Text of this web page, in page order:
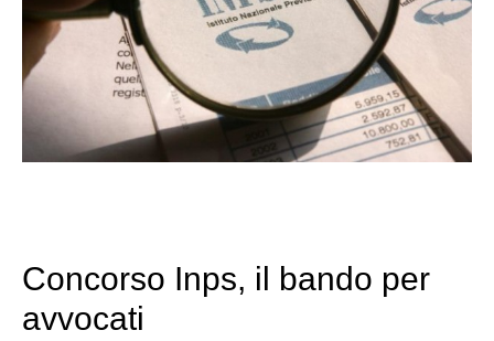
Concorso Inps, il bando per
avvocati